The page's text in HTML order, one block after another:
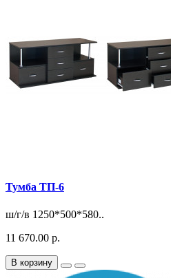
Тумба ТП-6
ш/г/в 1250*500*580..
11 670.00 р.
В корзину